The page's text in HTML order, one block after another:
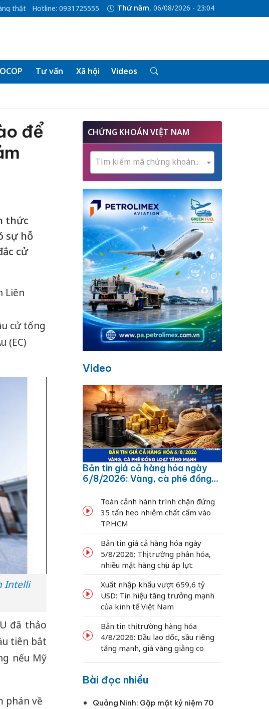
thật Hotline: 0931725555 Thứ năm, 06/08/2026 - 23:04
OCOP Tư vấn Xã hội Videos
để
thức
sự hỗ
cử
Liên
cử tổng
(EC)
Intelli
đã thảo
tiên bắt
nếu Mỹ
phán về
CHỨNG KHOÁN VIỆT NAM
Tìm kiếm mã chứng khoán...
Video
Bản tin giá cả hàng hóa ngày
6/8/2026: Vàng, cà phê đồng
Toàn cảnh hành trình chặn đứng
35 tấn heo nhiễm chất cấm vào
TP.HCM
Bản tin giá cả hàng hóa ngày
5/8/2026: Thị trường phân hóa,
nhiều mặt hàng chịu áp lực
Xuất nhập khẩu vượt 659,6 tỷ
USD: Tín hiệu tăng trưởng mạnh
của kinh tế Việt Nam
Bản tin thị trường hàng hóa
4/8/2026: Dầu lao dốc, sầu riêng
tăng mạnh, giá vàng giằng co
Bài đọc nhiều
Quảng Ninh: Gặp mặt kỷ niệm 70